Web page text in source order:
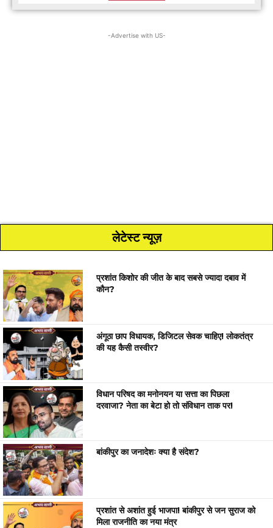
-Advertise with US-
लेटेस्ट न्यूज़
प्रशांत किशोर की जीत के बाद सबसे ज्यादा दबाव में
कौन?
अंगूठा छाप विधायक, डिजिटल सेवक चाहिए! लोकतंत्र
की यह कैसी तस्वीर?
विधान परिषद का मनोनयन या सत्ता का पिछला
दरवाजा? नेता का बेटा हो तो संविधान ताक पर!
बांकीपुर का जनादेशः क्या है संदेश?
प्रशांत से अशांत हुई भाजपा! बांकीपुर से जन सुराज को
मिला राजनीति का नया मंत्र